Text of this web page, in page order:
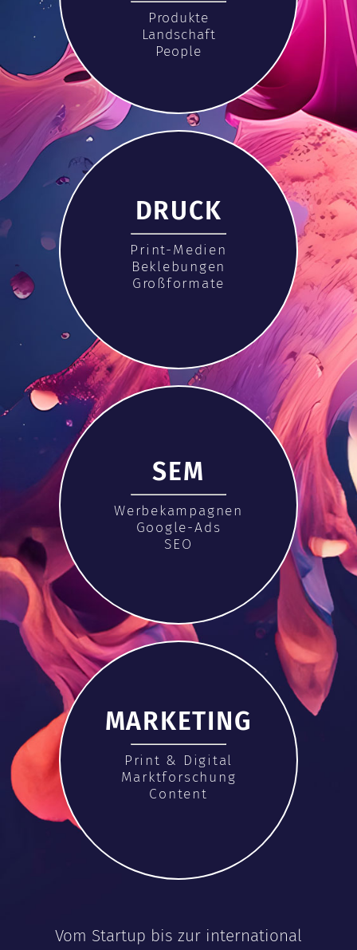
Produkte
Landschaft
People
DRUCK
Print-Medien
Beklebungen
Großformate
SEM
Werbekampagnen
Google-Ads
SEO
MARKETING
Print & Digital
Marktforschung
Content
Vom Startup bis zur international